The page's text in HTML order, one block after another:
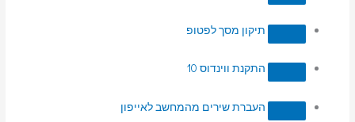
תיקון מסך לפטופ
התקנת ווינדוס 10
העברת שירים מהמחשב לאייפון